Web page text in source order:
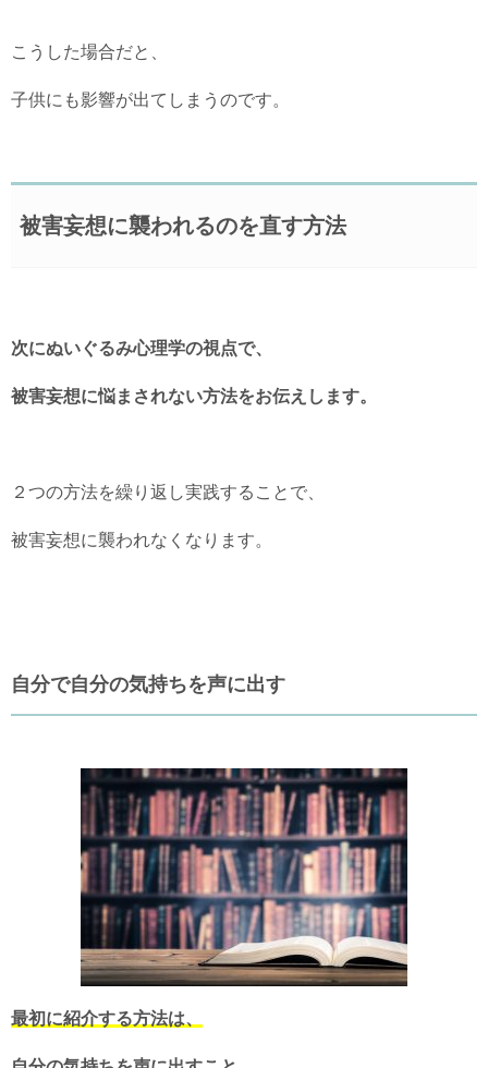
こうした場合だと、
子供にも影響が出てしまうのです。
被害妄想に襲われるのを直す方法
次にぬいぐるみ心理学の視点で、
被害妄想に悩まされない方法をお伝えします。
２つの方法を繰り返し実践することで、
被害妄想に襲われなくなります。
自分で自分の気持ちを声に出す
最初に紹介する方法は、